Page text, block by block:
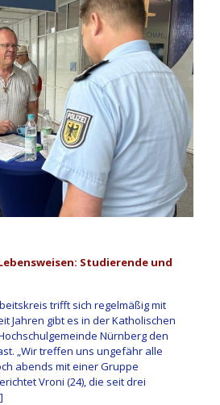
Studierende und
trifft sich regelmäßig mit
Jahren gibt es in der Katholischen
Nürnberg den
„Wir treffen uns ungefähr alle
abends mit einer Gruppe
Vroni (24), die seit drei